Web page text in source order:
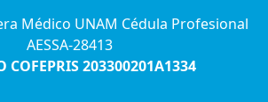
Médico UNAM Cédula Profesional
AESSA-28413
COFEPRIS 203300201A1334